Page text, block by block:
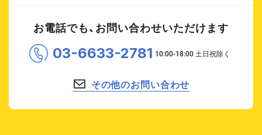
お電話でも、お問い合わせいただけます
03-6633-2781
その他のお問い合わせ